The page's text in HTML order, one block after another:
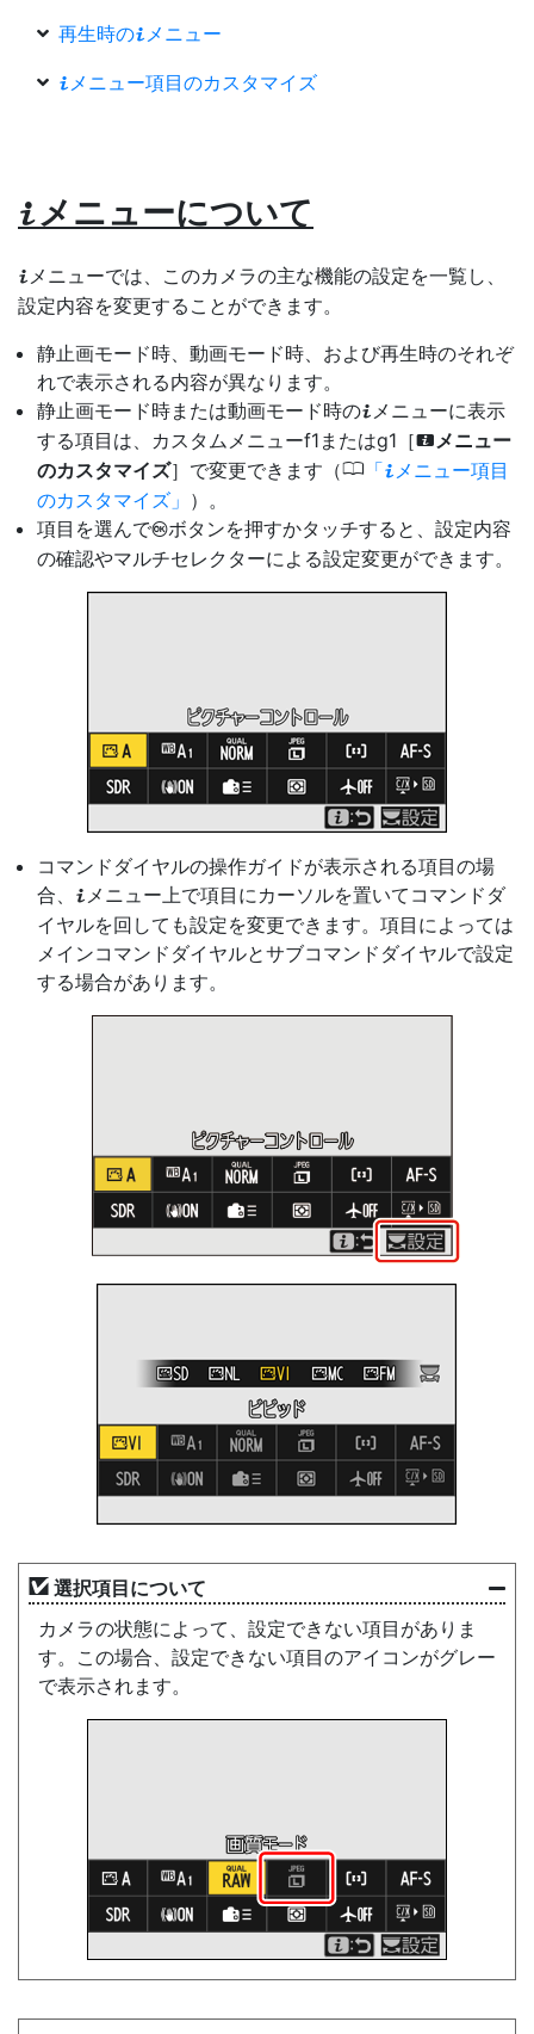
再生時のi メニュー
i メニュー項目のカスタマイズ
iメニューについて
i メニューでは、このカメラの主な機能の設定を一覧し、
設定内容を変更することができます。
静止画モード時、動画モード時、および再生時のそれぞ
れで表示される内容が異なります。
静止画モード時または動画モード時のi メニューに表示
する項目は、カスタムメニューf1またはg1［iメニュー
のカスタマイズ］で変更できます（0 i メニュー項目
のカスタマイズ
）。
項目を選んでJボタンを押すかタッチすると、設定内容
の確認やマルチセレクターによる設定変更ができます。
コマンドダイヤルの操作ガイドが表示される項目の場
合、
i メニュー上で項目にカーソルを置いてコマンドダ
イヤルを回しても設定を変更できます。項目によっては
メインコマンドダイヤルとサブコマンドダイヤルで設定
する場合があります。
選択項目について
カメラの状態によって、設定できない項目がありま
す。この場合、設定できない項目のアイコンがグレー
で表示されます。